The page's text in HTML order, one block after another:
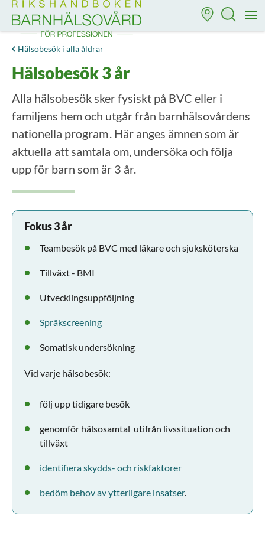
Till startsidan för Rikshandboken i barnhälsovård
Hälsobesök i alla åldrar
Hälsobesök 3 år
Alla hälsobesök sker fysiskt på BVC eller i
familjens hem och utgår från barnhälsovårdens
nationella program . Här anges ämnen som är
aktuella att samtala om, undersöka och följa
upp för barn som är 3 år.
Fokus 3 år
Teambesök på BVC med läkare och sjuksköterska
Tillväxt - BMI
Utvecklingsuppföljning
Språkscreening
Somatisk undersökning
Vid varje hälsobesök:
följ upp tidigare besök
genomför hälsosamtal utifrån livssituation och
tillväxt
identifiera skydds- och riskfaktorer
bedöm behov av ytterligare insatser.